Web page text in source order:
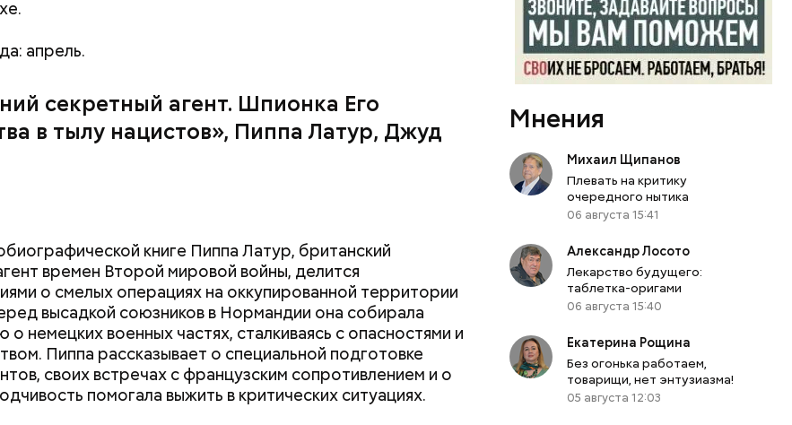
апрель.
секретный агент. Шпионка Его
в тылу нацистов», Пиппа Латур, Джуд
книге Пиппа Латур, британский
времен Второй мировой войны, делится
о смелых операциях на оккупированной территории
высадкой союзников в Нормандии она собирала
немецких военных частях, сталкиваясь с опасностями и
Пиппа рассказывает о специальной подготовке
своих встречах с французским сопротивлением и о
помогала выжить в критических ситуациях.
Мнения
Михаил Щипанов
Плевать на критику
очередного нытика
06 августа 15:41
Александр Лосото
Лекарство будущего:
таблетка-оригами
06 августа 15:40
Екатерина Рощина
Без огонька работаем,
товарищи, нет энтузиазма!
05 августа 12:03